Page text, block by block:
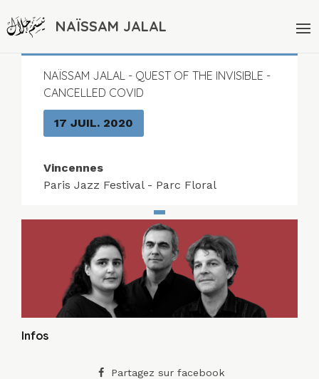
NAÏSSAM JALAL
NAÏSSAM JALAL - QUEST OF THE INVISIBLE -
CANCELLED COVID
17 JUIL. 2020
Vincennes
Paris Jazz Festival - Parc Floral
Infos
Partagez sur facebook